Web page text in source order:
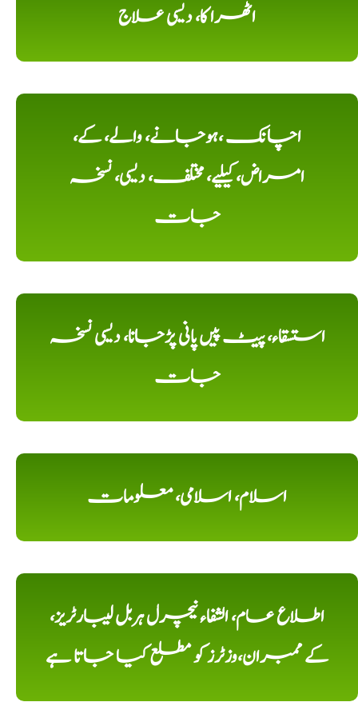
اٹھرا کا، دیسی علاج
اچانک ،ہوجانے، والے، کے،
امراض، کیلیے، مختلف، دیسی، نسخہ
جات
استسقاء، پیٹ پیں پانی پڑجانا، دیسی نسخہ
جات
اسلام، اسلامی، معلومات
اطلاع عام، الشفاء نیچرل ہربل لیبارٹریز،
کے ممبران،وزٹرز کو مطلع کیا جاتا ہے